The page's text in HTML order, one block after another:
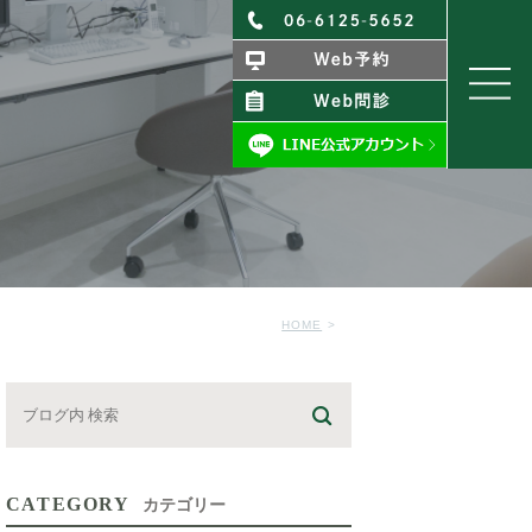
HOME
CATEGORY カテゴリー